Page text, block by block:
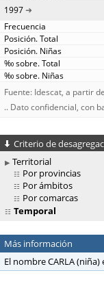
1997
Fuente: Idescat, a partir
.. Dato confidencial, con
Criterio de
Territorial
Por provincias
Por ámbitos
Por comarcas
Temporal
Más información
El nombre CARLA